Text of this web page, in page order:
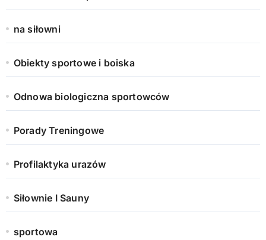
na siłowni
Obiekty sportowe i boiska
Odnowa biologiczna sportowców
Porady Treningowe
Profilaktyka urazów
Siłownie I Sauny
sportowa